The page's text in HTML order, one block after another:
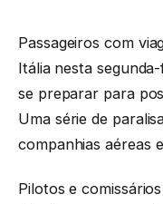
Passageiros com
Itália nesta
se preparar para
Uma série de
companhias aéreas
Pilotos e